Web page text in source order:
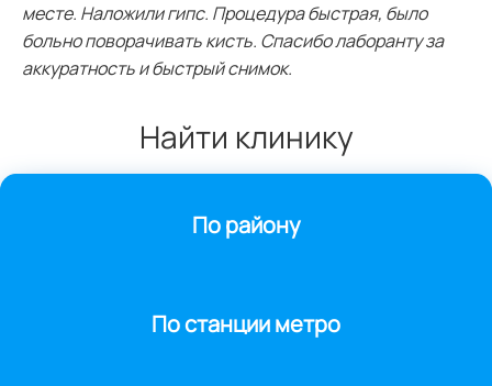
месте. Наложили гипс. Процедура быстрая, было
больно поворачивать кисть. Спасибо лаборанту за
аккуратность и быстрый снимок.
Найти клинику
По району
По станции метро